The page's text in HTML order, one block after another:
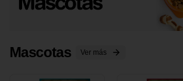
Mascotas Ver más